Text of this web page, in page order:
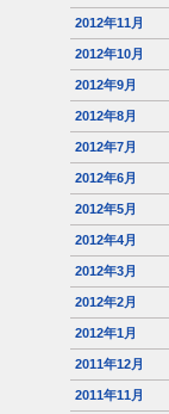
2012年11月
2012年10月
2012年9月
2012年8月
2012年7月
2012年6月
2012年5月
2012年4月
2012年3月
2012年2月
2012年1月
2011年12月
2011年11月